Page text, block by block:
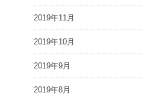
2019年11月
2019年10月
2019年9月
2019年8月